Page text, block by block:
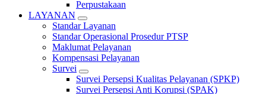
Perpustakaan
LAYANAN
Standar Layanan
Standar Operasional Prosedur PTSP
Maklumat Pelayanan
Kompensasi Pelayanan
Survei
Survei Persepsi Kualitas Pelayanan (SPKP)
Survei Persepsi Anti Korupsi (SPAK)